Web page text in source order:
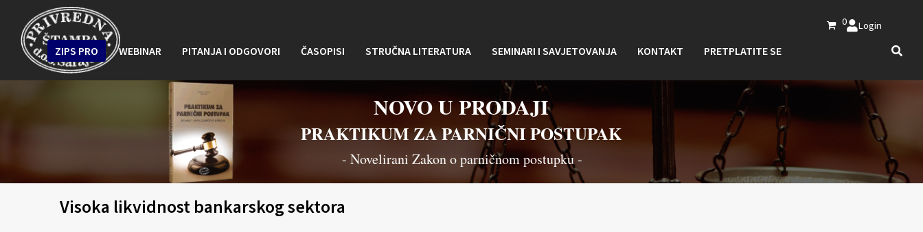
0 Login
ZIPS PRO WEBINAR PITANJA I ODGOVORI ČASOPISI STRUČNA LITERATURA SEMINARI I SAVJETOVANJA KONTAKT PRETPLATITE SE
NOVO U PRODAJI
PRAKTIKUM ZA PARNIČNI POSTUPAK
- Novelirani Zakon o parničnom postupku -
Visoka likvidnost bankarskog sektora